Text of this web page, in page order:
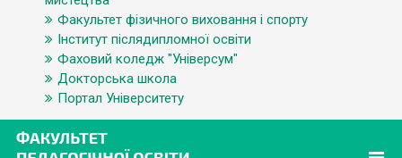
Факультет фізичного виховання і спорту
Інститут післядипломної освіти
Фаховий коледж "Універсум"
Докторська школа
Портал Університету